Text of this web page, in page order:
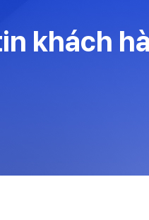
khách